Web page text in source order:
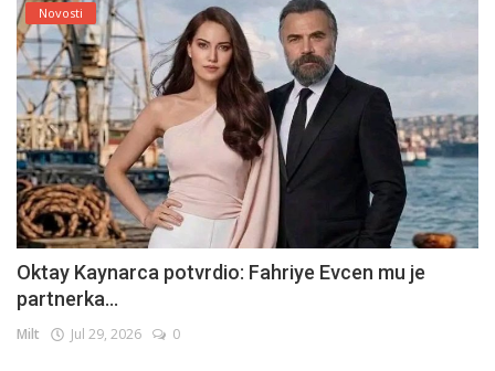
Novosti
Oktay Kaynarca potvrdio: Fahriye Evcen mu je
partnerka...
Milt Jul 29, 2026 0